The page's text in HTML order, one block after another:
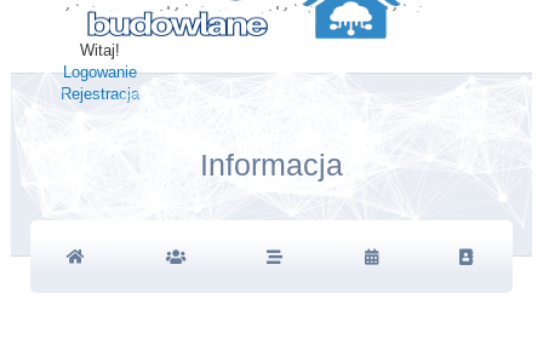
Witaj!
Logowanie
Rejestracja
Informacja